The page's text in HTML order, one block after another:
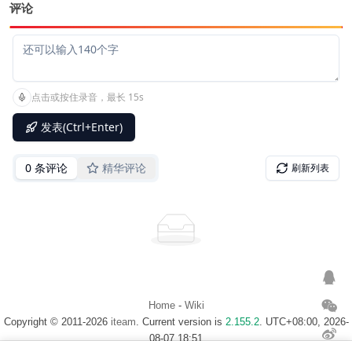
评论
Home- Wiki
Copyright © 2011-2026 iteam. Current version is 2.155.2. UTC+08:00, 2026-
08-07 18:51